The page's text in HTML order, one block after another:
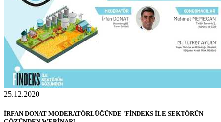
25.12.2020
İRFAN DONAT MODERATÖRLÜĞÜNDE 'FİNDEKS İLE SEKTÖRÜN